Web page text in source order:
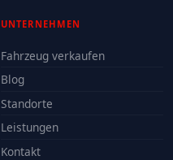
UNTERNEHMEN
Fahrzeug verkaufen
Blog
Standorte
Leistungen
Kontakt